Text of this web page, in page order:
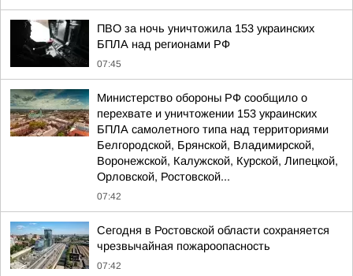
ПВО за ночь уничтожила 153 украинских
БПЛА над регионами РФ
07:45
Министерство обороны РФ сообщило о
перехвате и уничтожении 153 украинских
БПЛА самолетного типа над территориями
Белгородской, Брянской, Владимирской,
Воронежской, Калужской, Курской, Липецкой,
Орловской, Ростовской...
07:42
Сегодня в Ростовской области сохраняется
чрезвычайная пожароопасность
07:42